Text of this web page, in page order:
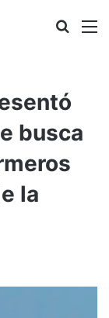
Buscar
busca
la